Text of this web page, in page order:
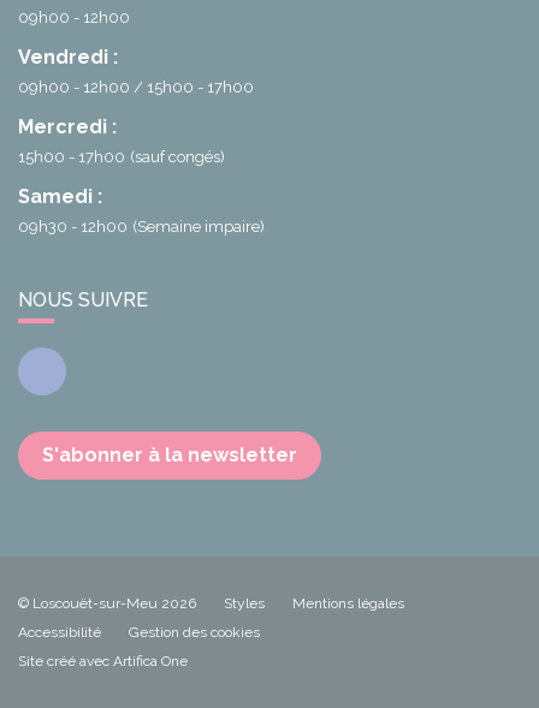
09h00 - 12h00
Vendredi :
09h00 - 12h00 15h00 - 17h00
Mercredi :
15h00 - 17h00 (sauf congés)
Samedi :
09h30 - 12h00 (Semaine impaire)
NOUS SUIVRE
Facebook
S'abonner à la newsletter
© Loscouët-sur-Meu 2026 Styles
Mentions légales
Accessibilité
Gestion des cookies
Site créé avec Artifica One